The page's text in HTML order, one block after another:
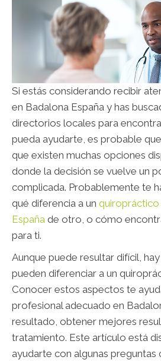
Si estás considerando recibir
en Badalona España y has
directorios locales para
pueda ayudarte, es probable
que existen muchas opciones
donde la decisión se vuelve un
complicada. Probablemente te
qué diferencia a un
España de otro, o cómo
para ti.
Aunque puede resultar difícil,
pueden diferenciar a un
Conocer estos aspectos te
profesional adecuado en
resultado, obtener mejores
tratamiento. Este artículo está
ayudarte con algunas preguntas